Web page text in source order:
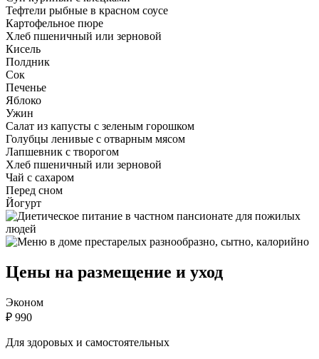
Тефтели рыбные в красном соусе
Картофельное пюре
Хлеб пшеничный или зерновой
Кисель
Полдник
Сок
Печенье
Яблоко
Ужин
Салат из капусты с зеленым горошком
Голубцы ленивые с отварным мясом
Лапшевник с творогом
Хлеб пшеничный или зерновой
Чай с сахаром
Перед сном
Йогурт
Цены на размещение и уход
Эконом
₽ 990
Для здоровых и самостоятельных